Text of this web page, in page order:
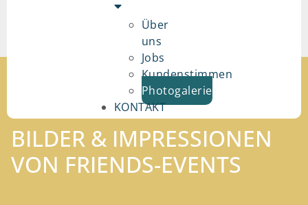
Über
uns
Jobs
Kundenstimmen
Photogalerie
KONTAKT
BILDER & IMPRESSIONEN
VON FRIENDS-EVENTS